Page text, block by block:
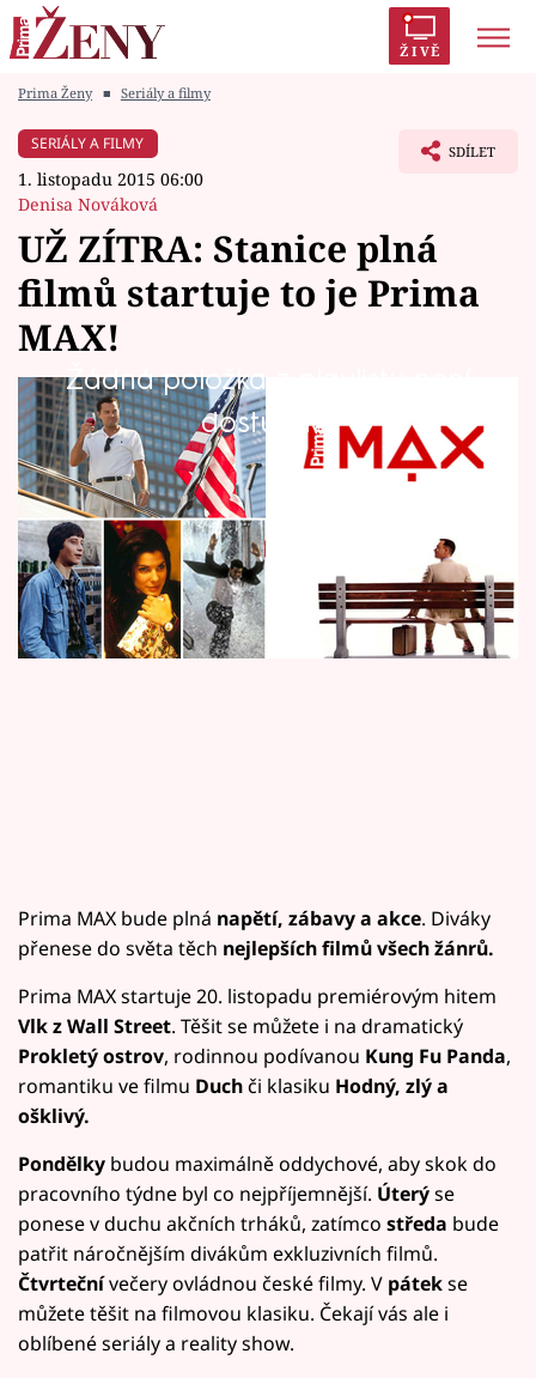
ŽIVĚ
Módní alarm
Témata
Celebrity
Vztahy
Seriály
Horoskopy
Sledujte prima+
Filmový festival Karlovy Vary
Sledujte nás
Prima Ženy ■ Seriály a filmy
SERIÁLY A FILMY
1. listopadu 2015 06:00
Denisa Nováková
SDÍLET
UŽ ZÍTRA: Stanice plná
filmů startuje to je Prima
MAX!
Žádná položka z playlistu není
dostupná.
Skupina Prima spustí pátý kanál s převážně
filmovým obsahem již tento pátek 20. 11. ve
20.11.
Prima MAX bude plná napětí, zábavy a akce. Diváky
přenese do světa těch nejlepších filmů všech žánrů.
Prima MAX startuje 20. listopadu premiérovým hitem
Vlk z Wall Street. Těšit se můžete i na dramatický
Prokletý ostrov, rodinnou podívanou Kung Fu Panda,
romantiku ve filmu Duchči klasiku Hodný, zlý a
ošklivý.
Pondělky budou maximálně oddychové, aby skok do
pracovního týdne byl co nejpříjemnější. Úterýse
ponese v duchu akčních trháků, zatímco středa bude
patřit náročnějším divákům exkluzivních filmů.
Čtvrtečnívečery ovládnou české filmy. V pátekse
můžete těšit na filmovou klasiku. Čekají vás ale i
oblíbené seriály a reality show.